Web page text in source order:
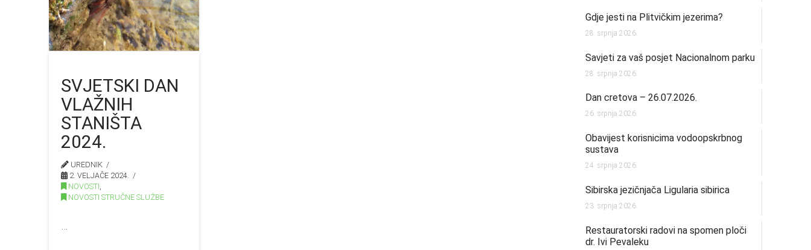
SVJETSKI DAN
VLAŽNIH
STANIŠTA
2024.
UREDNIK
2. VELJAČE 2024.
NOVOSTI,
NOVOSTI STRUČNE SLUŽBE
Gdje jesti na Plitvičkim jezerima?
28. srpnja 2026.
Savjeti za vaš posjet Nacionalnom parku
28. srpnja 2026.
Dan cretova – 26.07.2026.
26. srpnja 2026.
Obavijest korisnicima vodoopskrbnog
sustava
24. srpnja 2026.
Sibirska jezičnjača Ligularia sibirica
23. srpnja 2026.
Restauratorski radovi na spomen ploči
dr. Ivi Pevaleku